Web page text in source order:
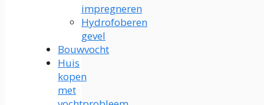
impregneren
Hydrofoberen
gevel
Bouwvocht
Huis
kopen
met